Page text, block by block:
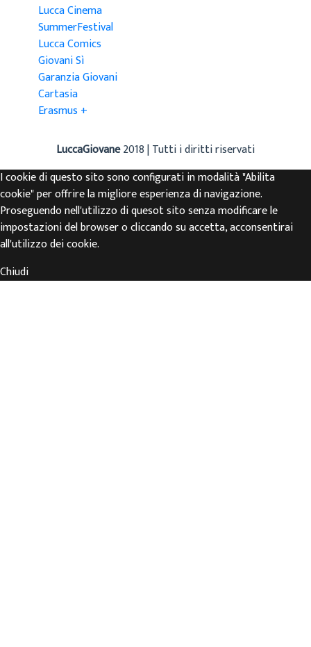
Lucca Cinema
SummerFestival
Lucca Comics
Giovani Sì
Garanzia Giovani
Cartasia
Erasmus +
LuccaGiovane2018 | Tutti i diritti riservati
I cookie di questo sito sono configurati in modalità "Abilita
cookie" per offrire la migliore esperienza di navigazione.
Proseguendo nell'utilizzo di quesot sito senza modificare le
impostazioni del browser o cliccando su accetta, acconsentirai
all'utilizzo dei cookie.
Chiudi